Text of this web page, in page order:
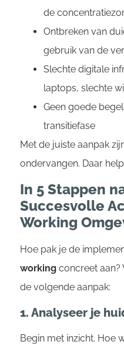
de
Ontbreken van
gebruik van de
Slechte digitale
laptops, slechte
Geen goede
transitiefase
Met de juiste aanpak
ondervangen. Daar
In 5 Stappen
Succesvolle
Working
Hoe pak je de
workingconcreet aan?
de volgende aanpak:
1. Analyseer je
Begin met inzicht. Hoe